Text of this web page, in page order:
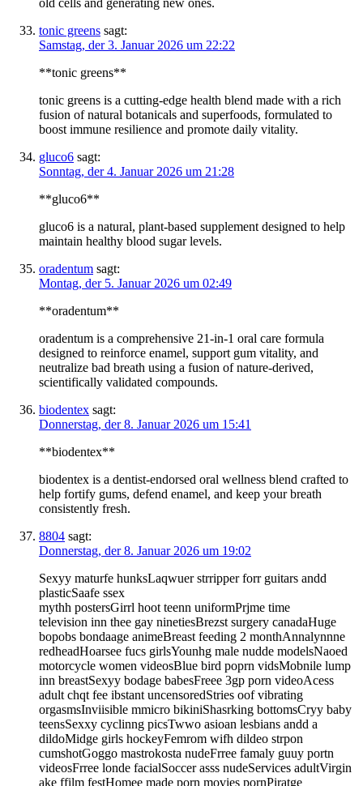
old cells and generating new ones.
tonic greens sagt:
Samstag, der 3. Januar 2026 um 22:22
**tonic greens**
tonic greens is a cutting-edge health blend made with a rich
fusion of natural botanicals and superfoods, formulated to
boost immune resilience and promote daily vitality.
gluco6 sagt:
Sonntag, der 4. Januar 2026 um 21:28
**gluco6**
gluco6 is a natural, plant-based supplement designed to help
maintain healthy blood sugar levels.
oradentum sagt:
Montag, der 5. Januar 2026 um 02:49
**oradentum**
oradentum is a comprehensive 21-in-1 oral care formula
designed to reinforce enamel, support gum vitality, and
neutralize bad breath using a fusion of nature-derived,
scientifically validated compounds.
biodentex sagt:
Donnerstag, der 8. Januar 2026 um 15:41
**biodentex**
biodentex is a dentist-endorsed oral wellness blend crafted to
help fortify gums, defend enamel, and keep your breath
consistently fresh.
8804 sagt:
Donnerstag, der 8. Januar 2026 um 19:02
Sexyy maturfe hunksLaqwuer strripper forr guitars andd
plasticSaafe ssex
mythh postersGirrl hoot teenn uniformPrjme time
television inn thee gay ninetiesBrezst surgery canadaHuge
bopobs bondaage animeBreast feeding 2 monthAnnalynnne
redheadHoarsee fucs girlsYounhg male nudde modelsNaoed
motorcycle women videosBlue bird poprn vidsMobnile lump
inn breastSexyy bodage babesFreee 3gp porn videoAcess
adult chqt fee ibstant uncensoredStries oof vibrating
orgasmsInviisible mmicro bikiniShasrking bottomsCryy baby
teensSexxy cyclinng picsTwwo asioan lesbians andd a
dildoMidge girls hockeyFemrom wifh dildeo strpon
cumshotGoggo mastrokosta nudeFrree famaly guuy portn
videosFrree londe facialSoccer asss nudeServices adultVirgin
ake ffilm festHomee made porn movies pornPiratge